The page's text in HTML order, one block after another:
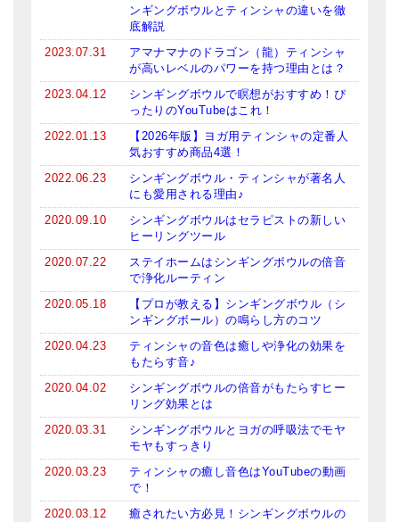
ンギングボウルとティンシャの違いを徹
底解説
2023.07.31
アマナマナのドラゴン（龍）ティンシャ
が高いレベルのパワーを持つ理由とは？
2023.04.12
シンギングボウルで瞑想がおすすめ！ぴ
ったりのYouTubeはこれ！
2022.01.13
【2026年版】ヨガ用ティンシャの定番人
気おすすめ商品4選！
2022.06.23
シンギングボウル・ティンシャが著名人
にも愛用される理由♪
2020.09.10
シンギングボウルはセラピストの新しい
ヒーリングツール
2020.07.22
ステイホームはシンギングボウルの倍音
で浄化ルーティン
2020.05.18
【プロが教える】シンギングボウル（シ
ンギングボール）の鳴らし方のコツ
2020.04.23
ティンシャの音色は癒しや浄化の効果を
もたらす音♪
2020.04.02
シンギングボウルの倍音がもたらすヒー
リング効果とは
2020.03.31
シンギングボウルとヨガの呼吸法でモヤ
モヤもすっきり
2020.03.23
ティンシャの癒し音色はYouTubeの動画
で！
2020.03.12
癒されたい方必見！シンギングボウルの